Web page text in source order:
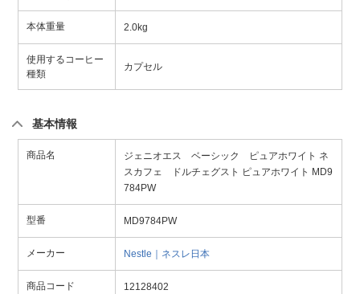
本体重量 2.0kg
使用するコーヒー
種類
カプセル
基本情報
商品名
ジェニオエス ベーシック ピュアホワイト ネ
スカフェ ドルチェグスト ピュアホワイト MD9
784PW
型番 MD9784PW
メーカー Nestle｜ネスレ日本
商品コード 12128402